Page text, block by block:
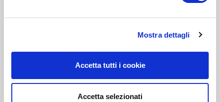
Mostra dettagli
Accetta tutti i cookie
Accetta selezionati